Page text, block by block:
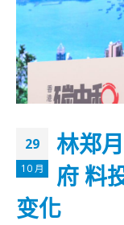
29
10 月
林郑
府 料
变化